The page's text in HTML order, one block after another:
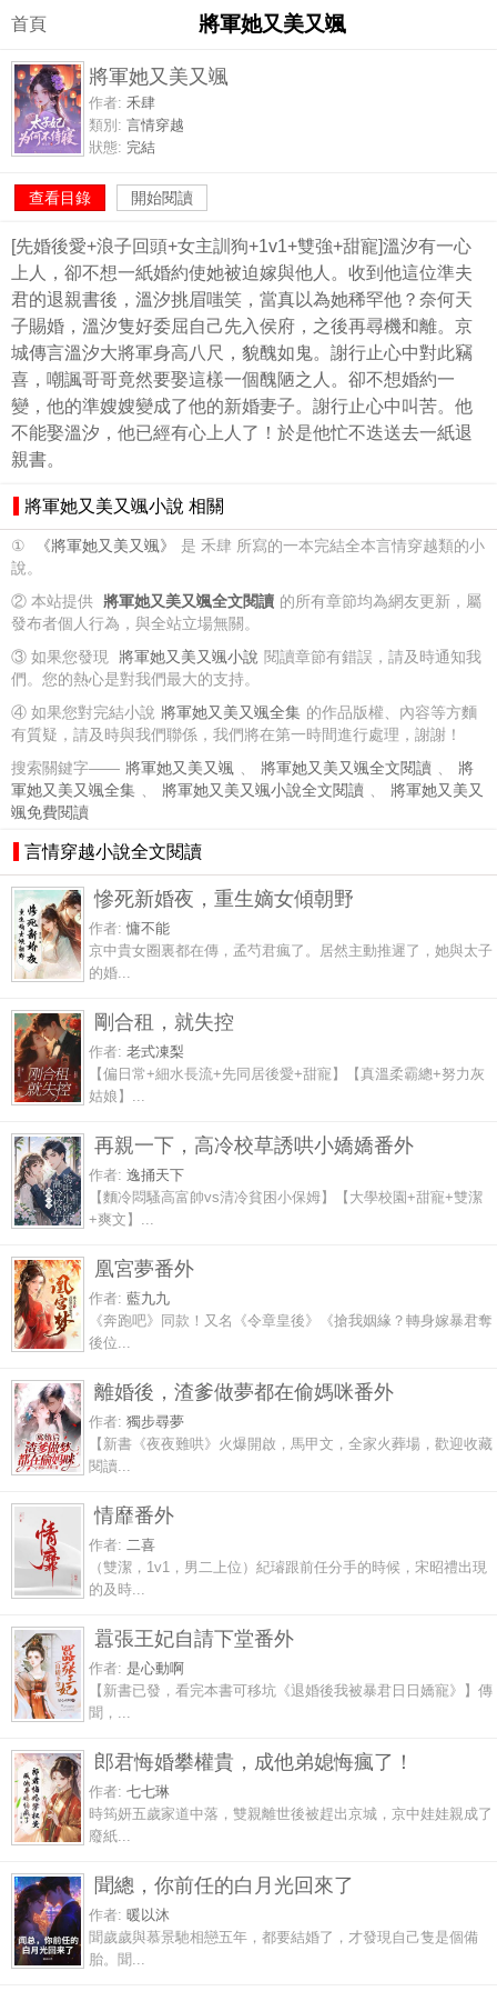
首頁 將軍她又美又颯
將軍她又美又颯
作者: 禾肆
類別: 言情穿越
狀態: 完結
查看目錄 開始閱讀
[先婚後愛+浪子回頭+女主訓狗+1v1+雙強+甜寵]溫汐有一心
上人，卻不想一紙婚約使她被迫嫁與他人。收到他這位準夫
君的退親書後，溫汐挑眉嗤笑，當真以為她稀罕他？奈何天
子賜婚，溫汐隻好委屈自己先入侯府，之後再尋機和離。京
城傳言溫汐大將軍身高八尺，貌醜如鬼。謝行止心中對此竊
喜，嘲諷哥哥竟然要娶這樣一個醜陋之人。卻不想婚約一
變，他的準嫂嫂變成了他的新婚妻子。謝行止心中叫苦。他
不能娶溫汐，他已經有心上人了！於是他忙不迭送去一紙退
親書。
將軍她又美又颯小說 相關
① 《將軍她又美又颯》
是 禾肆 所寫的一本完結全本言情穿越類的小
說。
② 本站提供 將軍她又美又颯全文閱讀 的所有章節均為網友更新，屬
發布者個人行為，與全站立場無關。
③ 如果您發現
將軍她又美又颯小說 閱讀章節有錯誤，請及時通知我
們。您的熱心是對我們最大的支持。
④ 如果您對完結小說 將軍她又美又颯全集 的作品版權、內容等方麵
有質疑，請及時與我們聯係，我們將在第一時間進行處理，謝謝！
搜索關鍵字—— 將軍她又美又颯 、 將軍她又美又颯全文閱讀 、
將
軍她又美又颯全集 、 將軍她又美又颯小說全文閱讀 、
將軍她又美又
颯免費閱讀
言情穿越小說全文閱讀
慘死新婚夜，重生嫡女傾朝野
作者: 慵不能
京中貴女圈裏都在傳，孟芍君瘋了。居然主動推遲了，她與太子
的婚...
剛合租，就失控
作者: 老式凍梨
【偏日常+細水長流+先同居後愛+甜寵】【真溫柔霸總+努力灰
姑娘】...
再親一下，高冷校草誘哄小嬌嬌番外
作者: 逸捅天下
【麵冷悶騷高富帥vs清冷貧困小保姆】【大學校園+甜寵+雙潔
+爽文】...
凰宮夢番外
作者: 藍九九
《奔跑吧》同款！又名《令章皇後》《搶我姻緣？轉身嫁暴君奪
後位...
離婚後，渣爹做夢都在偷媽咪番外
作者: 獨步尋夢
【新書《夜夜難哄》火爆開啟，馬甲文，全家火葬場，歡迎收藏
閱讀...
情靡番外
作者: 二喜
（雙潔，1v1，男二上位）紀璿跟前任分手的時候，宋昭禮出現
的及時...
囂張王妃自請下堂番外
作者: 是心動啊
【新書已發，看完本書可移坑《退婚後我被暴君日日嬌寵》】傳
聞，...
郎君悔婚攀權貴，成他弟媳悔瘋了！
作者: 七七琳
時筠妍五歲家道中落，雙親離世後被趕出京城，京中娃娃親成了
廢紙...
聞總，你前任的白月光回來了
作者: 暖以沐
聞歲歲與慕景馳相戀五年，都要結婚了，才發現自己隻是個備
胎。聞...